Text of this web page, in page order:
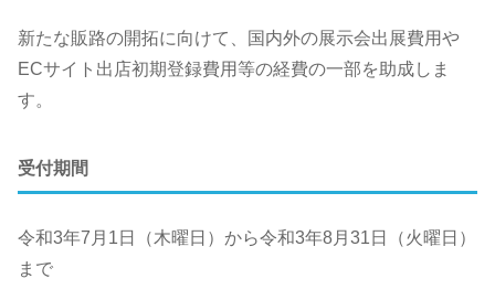
新たな販路の開拓に向けて、国内外の展示会出展費用や
ECサイト出店初期登録費用等の経費の一部を助成しま
す。
受付期間
令和3年7月1日（木曜日）から令和3年8月31日（火曜日）
まで